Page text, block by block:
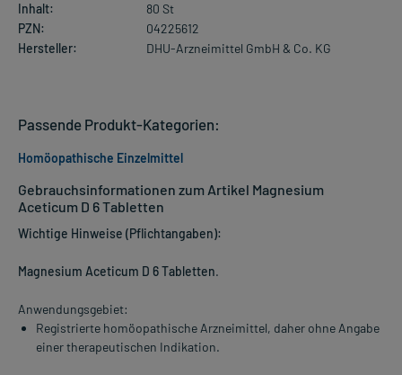
Inhalt:
80 St
PZN:
04225612
Hersteller:
DHU-Arzneimittel GmbH & Co. KG
Gebrauchsinformationen zum Artikel Magnesium
Aceticum D 6 Tabletten
Wichtige Hinweise (Pflichtangaben):
Magnesium Aceticum D 6 Tabletten.
Anwendungsgebiet:
Registrierte homöopathische Arzneimittel, daher ohne Angabe
einer therapeutischen Indikation.
Passende Produkt-Kategorien:
Homöopathische Einzelmittel